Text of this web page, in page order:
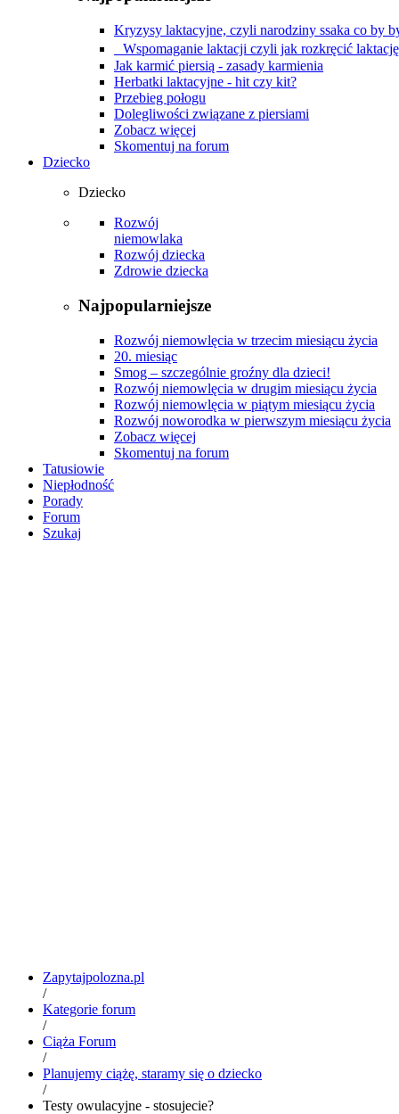
Kryzysy laktacyjne, czyli narodziny ssaka co by
Wspomaganie laktacji czyli jak rozkręcić
Jak karmić piersią - zasady karmienia
Herbatki laktacyjne - hit czy kit?
Przebieg połogu
Dolegliwości związane z piersiami
Zobacz więcej
Skomentuj na forum
Dziecko
Dziecko
Rozwój
niemowlaka
Rozwój dziecka
Zdrowie dziecka
Najpopularniejsze
Rozwój niemowlęcia w trzecim miesiącu życia
20. miesiąc
Smog – szczególnie groźny dla dzieci!
Rozwój niemowlęcia w drugim miesiącu życia
Rozwój niemowlęcia w piątym miesiącu życia
Rozwój noworodka w pierwszym miesiącu życia
Zobacz więcej
Skomentuj na forum
Tatusiowie
Niepłodność
Porady
Forum
Szukaj
Zapytajpolozna.pl
/
Kategorie forum
/
Ciąża Forum
/
Planujemy ciążę, staramy się o dziecko
/
Testy owulacyjne - stosujecie?